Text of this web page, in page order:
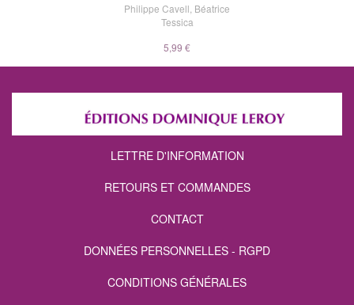
Philippe Cavell Béatrice
Tessica
5,99 €
LETTRE D'INFORMATION
RETOURS ET COMMANDES
CONTACT
DONNÉES PERSONNELLES - RGPD
CONDITIONS GÉNÉRALES